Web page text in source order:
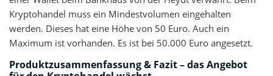
Kryptohandel muss ein Mindestvolumen eingehalten
werden. Dieses hat eine Höhe von 50 Euro. Auch ein
Maximum ist vorhanden. Es ist bei 50.000 Euro angesetzt.
Produktzusammenfassung & Fazit – das Angebot